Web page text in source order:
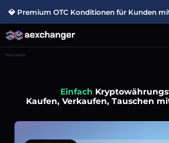
💎 Premium OTC Konditionen für Kunden
Startseite
Einfach
Kaufen, Verkaufen, Tauschen